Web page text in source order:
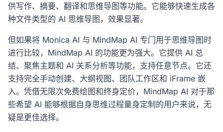
供写作、摘要、翻译和思维导图等功能。它能够快速生成各
种文件类型的 AI 思维导图，效果显著。
但如果将 Monica AI 与 MindMap AI 专门用于思维导图时
进行比较，MindMap AI 的功能更为强大。它提供 AI 总
结、聚焦主题和 AI 关系分析等功能，支持任意节点。它还
支持完全手动创建、大纲视图、团队工作区和 iFrame 嵌
入。凭借无限次免费绘图和终身定价，MindMap AI 对于那
些希望 AI 能够根据自身思维过程量身定制的用户来说，无
疑是更佳选择。